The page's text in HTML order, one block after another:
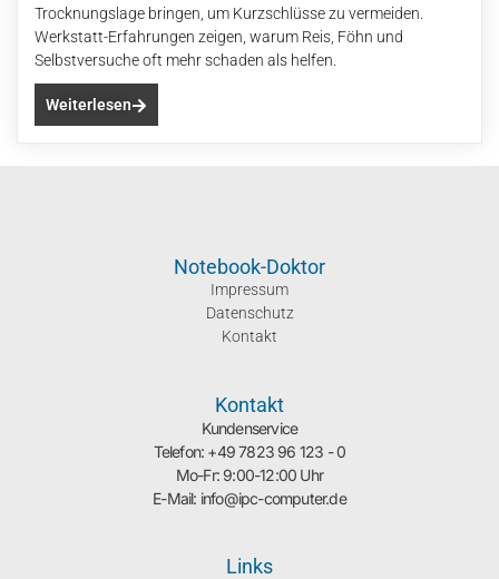
Trocknungslage bringen, um Kurzschlüsse zu vermeiden.
Werkstatt-Erfahrungen zeigen, warum Reis, Föhn und
Selbstversuche oft mehr schaden als helfen.
Weiterlesen
Notebook-Doktor
Impressum
Datenschutz
Kontakt
Kontakt
Kundenservice
Telefon: +49 7823 96 123 - 0
Mo-Fr: 9:00-12:00 Uhr
E-Mail: info@ipc-computer.de
Links